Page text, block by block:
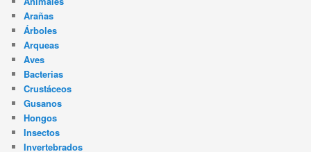
Arañas
Árboles
Arqueas
Aves
Bacterias
Crustáceos
Gusanos
Hongos
Insectos
Invertebrados